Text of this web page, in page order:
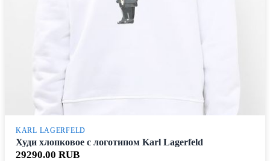
KARL LAGERFELD
Худи хлопковое с логотипом Karl Lagerfeld
29290.00 RUB